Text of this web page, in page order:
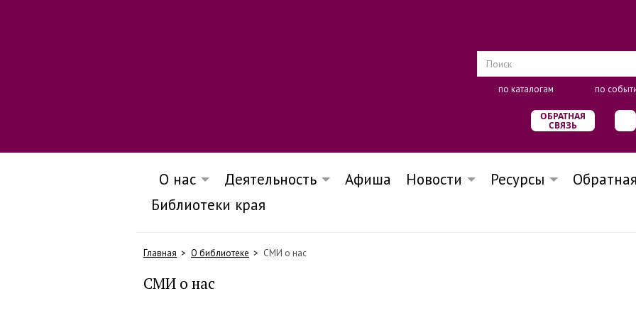
по каталогам по
ОБРАТНАЯ
СВЯЗЬ
О нас Деятельность Афиша Новости Ресурсы
Библиотеки края
Главная О библиотеке СМИ о нас
СМИ о нас